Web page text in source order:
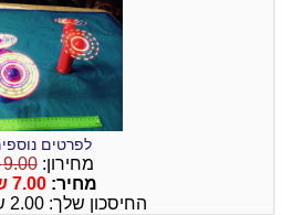
לפרטים
מחירון:9.00 ש"ח
מחיר:7.00 ש"ח
החיסכון שלך: 2.00 ש"ח (23%)